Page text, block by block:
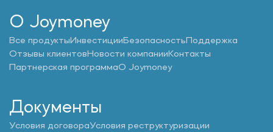
О Joymoney
Все продуктыИнвестицииБезопасностьПоддержка
Отзывы клиентовНовости компанииКонтакты
Партнерская программаО Joymoney
Документы
Условия договораУсловия реструктуризации